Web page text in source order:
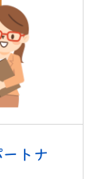
トナ